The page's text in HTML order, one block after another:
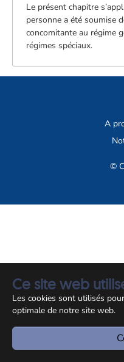
Ce site web
Les cookies sont utilisés
optimale de notre site web.
Le présent chapitre
personne a été soumise
concomitante au régime
régimes spéciaux.
A
©